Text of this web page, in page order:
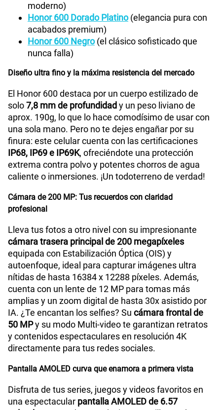
moderno)
Honor 600 Dorado Platino(elegancia pura con
acabados premium)
Honor 600 Negro(el clásico sofisticado que
nunca falla)
Diseño ultra fino y la máxima resistencia del mercado
El Honor 600 destaca por un cuerpo estilizado de
solo7,8 mm de profundidad y un peso liviano de
aprox. 190g, lo que lo hace comodísimo de usar con
una sola mano. Pero no te dejes engañar por su
finura: este celular cuenta con las certificaciones
IP68, IP69 e IP69K, ofreciéndote una protección
extrema contra polvo y potentes chorros de agua
caliente o inmersiones. ¡Un todoterreno de verdad!
Cámara de 200 MP: Tus recuerdos con claridad
profesional
Lleva tus fotos a otro nivel con su impresionante
cámara trasera principal de 200 megapíxeles
equipada con Estabilización Óptica (OIS) y
autoenfoque, ideal para capturar imágenes ultra
nítidas de hasta 16384 x 12288 píxeles. Además,
cuenta con un lente de 12 MP para tomas más
amplias y un zoom digital de hasta 30x asistido por
IA. ¿Te encantan los selfies? Su cámara frontal de
50 MPy su modo Multi-video te garantizan retratos
y contenidos espectaculares en resolución 4K
directamente para tus redes sociales.
Pantalla AMOLED curva que enamora a primera vista
Disfruta de tus series, juegos y videos favoritos en
una espectacular pantalla AMOLED de 6.57